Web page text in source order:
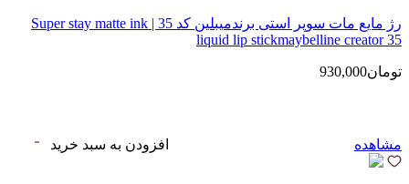
رژ مایع مات سوپر استی‌ برندمیبلین کد 35 | Super stay matte ink
liquid lip stickmaybelline creator 35
تومان930,000
مشاهده افزودن به سبد خرید